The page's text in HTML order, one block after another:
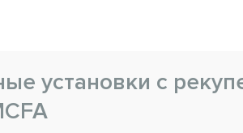
установки с